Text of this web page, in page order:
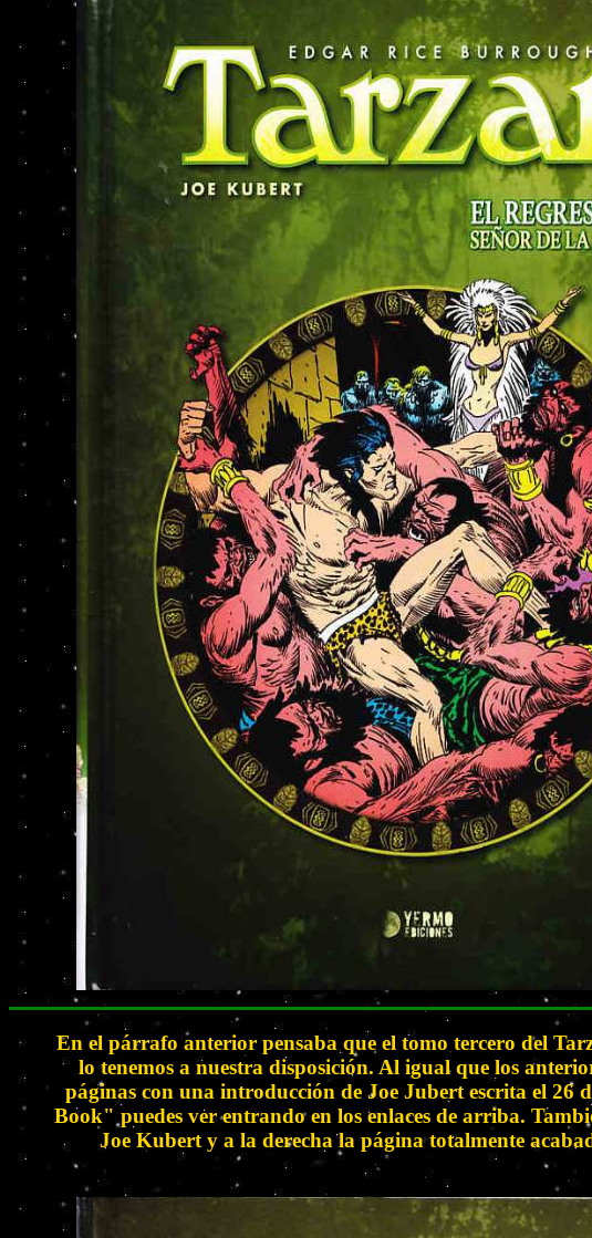
En el párrafo anterior pensaba que el tomo tercero del
lo tenemos a nuestra disposición. Al igual que los
páginas con una introducción de Joe Jubert escrita el 26
Book" puedes ver entrando en los enlaces de arriba.
Joe Kubert y a la derecha la página totalmente